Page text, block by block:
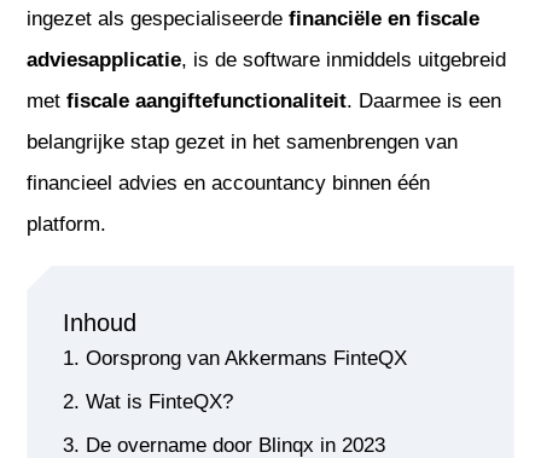
ingezet als gespecialiseerdefinanciële en fiscale
adviesapplicatie, is de software inmiddels uitgebreid
metfiscale aangiftefunctionaliteit. Daarmee is een
belangrijke stap gezet in het samenbrengen van
financieel advies en accountancy binnen één
platform.
Inhoud
Oorsprong van Akkermans FinteQX
Wat is FinteQX?
De overname door Blinqx in 2023